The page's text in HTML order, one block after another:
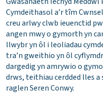
Cymdeithasol a’r tîm
creu arlwy clwb ieuenctid
angen mwy o gymorth yn
llwybr yn ôl i leoliadau
tra’n gweithio yn ôl
dargedig yn amrywio o
drws, teithiau cerdded lles
raglen Seren Conwy.